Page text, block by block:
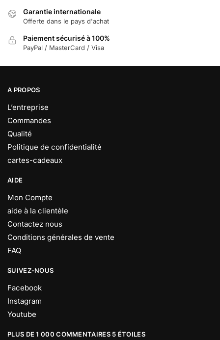
Garantie internationale
Offerte dans le pays d'achat
Paiement sécurisé à 100%
PayPal / MasterCard / Visa
A PROPOS
L’entreprise
Commandes
Qualité
Politique de confidentialité
cartes-cadeaux
AIDE
Mon Compte
aide à la clientèle
Contactez nous
Conditions générales de vente
FAQ
SUIVEZ-NOUS
Facebook
Instagram
Youtube
PLUS DE 1 000 COMMENTAIRES 5 ÉTOILES